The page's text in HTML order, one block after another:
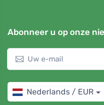
Abonneer u op onze
Nederlands / EUR